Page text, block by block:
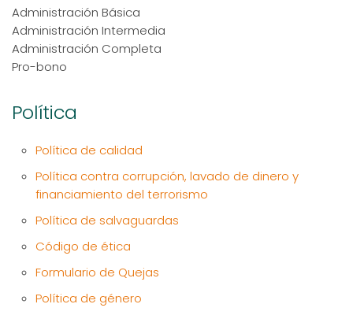
Administración Básica
Administración Intermedia
Administración Completa
Pro-bono
Política
Política de calidad
Política contra corrupción, lavado de dinero y
financiamiento del terrorismo
Política de salvaguardas
Código de ética
Formulario de Quejas
Política de género